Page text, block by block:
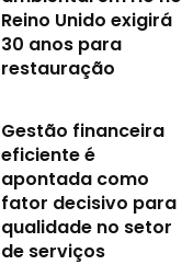
Reino Unido exigirá
30 anos para
restauração
Gestão financeira
eficiente é
apontada como
fator decisivo para
qualidade no setor
de serviços